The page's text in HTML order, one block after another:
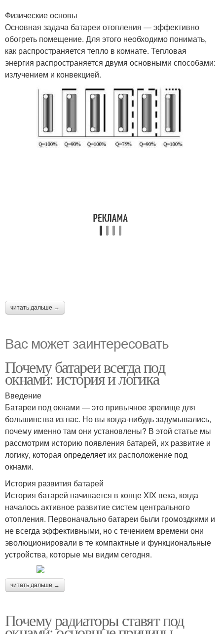
Физические основы
Основная задача батареи отопления — эффективно
обогреть помещение. Для этого необходимо понимать,
как распространяется тепло в комнате. Тепловая
энергия распространяется двумя основными способами:
излучением и конвекцией.
читать дальше →
Вас может заинтересовать
Почему батареи всегда под
окнами: история и логика
Введение
Батареи под окнами — это привычное зрелище для
большинства из нас. Но вы когда-нибудь задумывались,
почему именно там они установлены? В этой статье мы
рассмотрим историю появления батарей, их развитие и
логику, которая определяет их расположение под
окнами.
История развития батарей
История батарей начинается в конце XIX века, когда
началось активное развитие систем центрального
отопления. Первоначально батареи были громоздкими и
не всегда эффективными, но с течением времени они
эволюционировали в те компактные и функциональные
устройства, которые мы видим сегодня.
читать дальше →
Почему радиаторы ставят под